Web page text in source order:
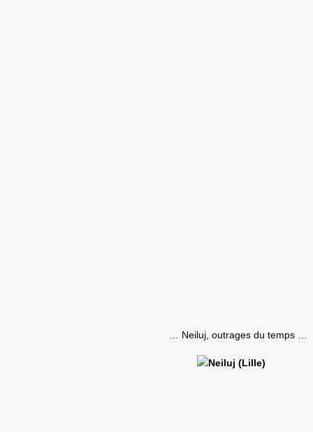
… Neiluj, outrages du temps …